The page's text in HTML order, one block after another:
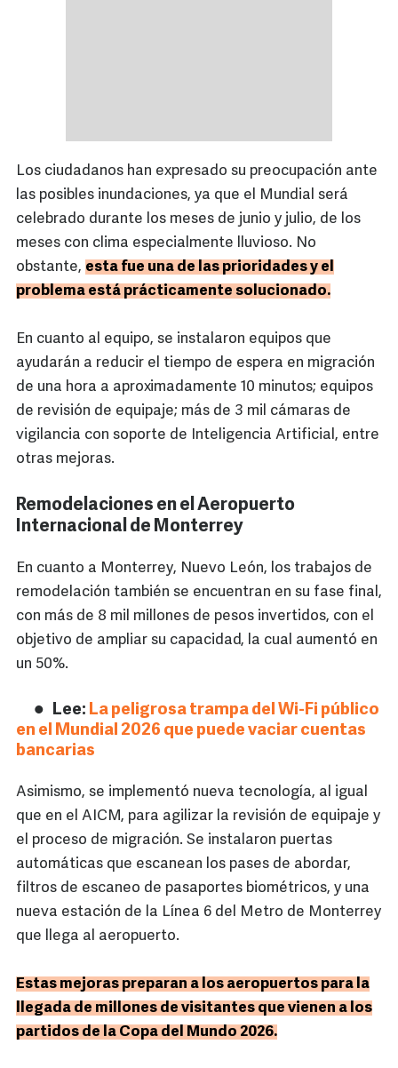
Los ciudadanos han expresado su preocupación ante
las posibles inundaciones, ya que el Mundial será
celebrado durante los meses de junio y julio, de los
meses con clima especialmente lluvioso. No
obstante, esta fue una de las prioridades y el
problema está prácticamente solucionado.
En cuanto al equipo, se instalaron equipos que
ayudarán a reducir el tiempo de espera en migración
de una hora a aproximadamente 10 minutos; equipos
de revisión de equipaje; más de 3 mil cámaras de
vigilancia con soporte de Inteligencia Artificial, entre
otras mejoras.
Remodelaciones en el Aeropuerto
Internacional de Monterrey
En cuanto a Monterrey, Nuevo León, los trabajos de
remodelación también se encuentran en su fase final,
con más de 8 mil millones de pesos invertidos, con el
objetivo de ampliar su capacidad, la cual aumentó en
un 50%.
Lee: La peligrosa trampa del Wi-Fi público
en el Mundial 2026 que puede vaciar cuentas
bancarias
Asimismo, se implementó nueva tecnología, al igual
que en el AICM, para agilizar la revisión de equipaje y
el proceso de migración. Se instalaron puertas
automáticas que escanean los pases de abordar,
filtros de escaneo de pasaportes biométricos, y una
nueva estación de la Línea 6 del Metro de Monterrey
que llega al aeropuerto.
Estas mejoras preparan a los aeropuertos para la
llegada de millones de visitantes que vienen a los
partidos de la Copa del Mundo 2026.